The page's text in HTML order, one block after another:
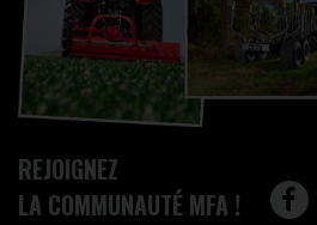
REJOIGNEZ
LA COMMUNAUTÉ MFA !